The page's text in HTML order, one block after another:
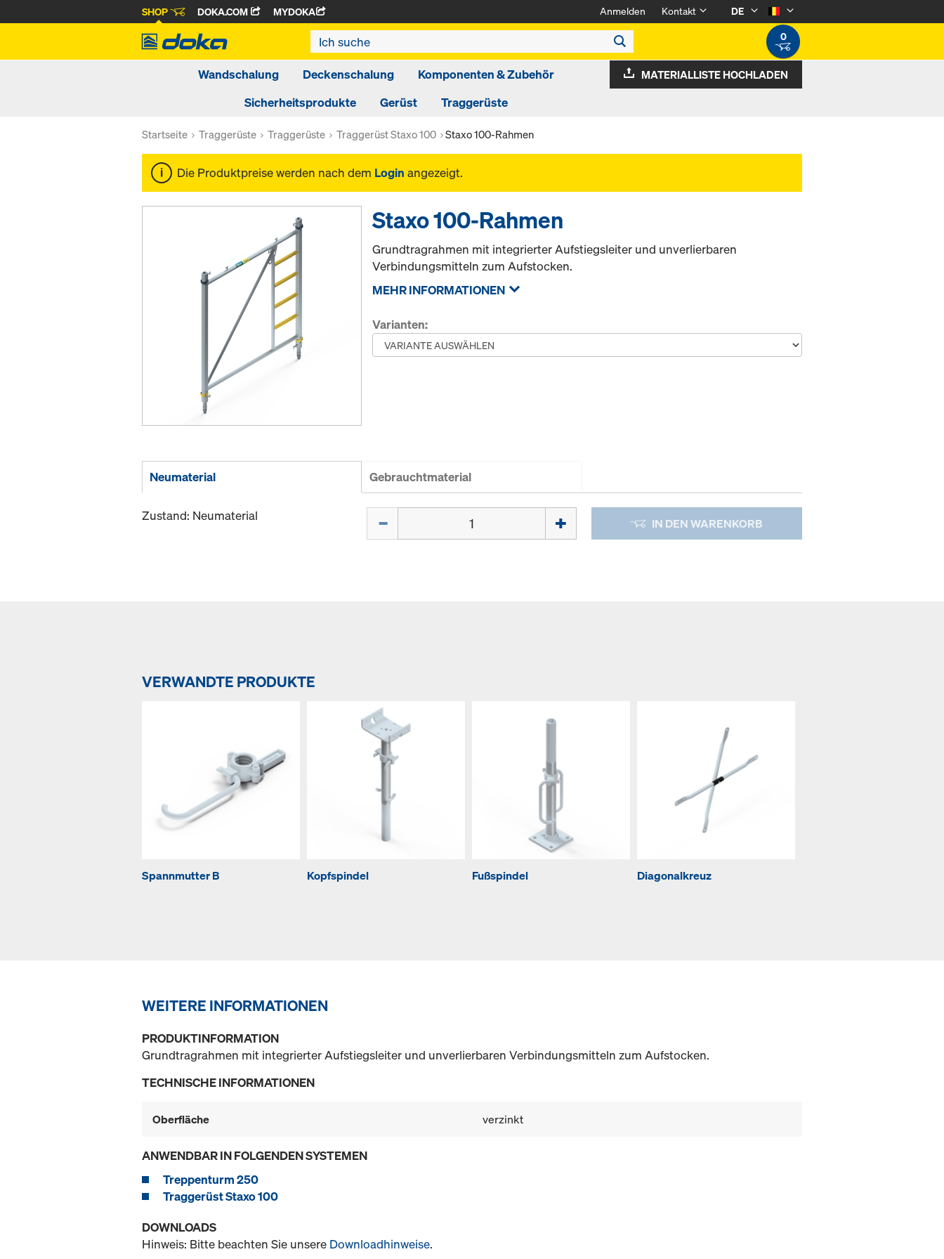
SHOP DOKA.COM MYDOKA Anmelden Kontakt
DE
0
Wandschalung Deckenschalung
Komponenten & Zubehör
Sicherheitsprodukte
Gerüst Traggerüste
MATERIALLISTE HOCHLADEN
Startseite Traggerüste Traggerüste Traggerüst Staxo 100 Staxo 100-Rahmen
Die Produktpreise werden nach dem Login angezeigt.
Staxo 100-Rahmen
Grundtragrahmen mit integrierter Aufstiegsleiter und unverlierbaren
Verbindungsmitteln zum Aufstocken.
MEHR INFORMATIONEN
Varianten:
Neumaterial Gebrauchtmaterial
Zustand: Neumaterial IN DEN WARENKORB
VERWANDTE PRODUKTE
Spannmutter B Kopfspindel Fußspindel Diagonalkreuz
WEITERE INFORMATIONEN
PRODUKTINFORMATION
Grundtragrahmen mit integrierter Aufstiegsleiter und unverlierbaren Verbindungsmitteln zum Aufstocken.
TECHNISCHE INFORMATIONEN
Oberfläche verzinkt
ANWENDBAR IN FOLGENDEN SYSTEMEN
Treppenturm 250
Traggerüst Staxo 100
DOWNLOADS
Hinweis: Bitte beachten Sie unsere Downloadhinweise.